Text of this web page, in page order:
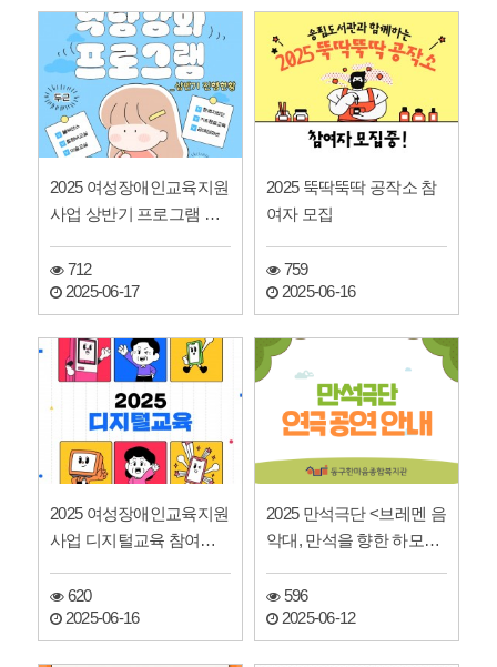
2025 여성장애인교육지원
사업 상반기 프로그램 현
712
2025-06-17
2025 뚝딱뚝딱 공작소 참
여자 모집
759
2025-06-16
2025 여성장애인교육지원
사업 디지털교육 참여자
620
2025-06-16
2025 만석극단 <브레멘 음
악대, 만석을 향한 하모니
596
2025-06-12